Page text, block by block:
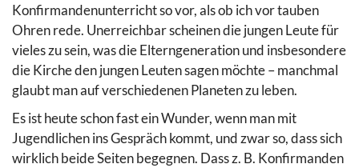
Konfirmandenunterricht so vor, als ob ich vor tauben
Ohren rede. Unerreichbar scheinen die jungen Leute für
vieles zu sein, was die Elterngeneration und insbesondere
die Kirche den jungen Leuten sagen möchte – manchmal
glaubt man auf verschiedenen Planeten zu leben.
Es ist heute schon fast ein Wunder, wenn man mit
Jugendlichen ins Gespräch kommt, und zwar so, dass sich
wirklich beide Seiten begegnen. Dass z. B. Konfirmanden